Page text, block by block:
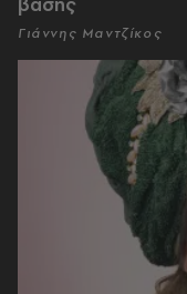
Γιάννης Μαντζίκος